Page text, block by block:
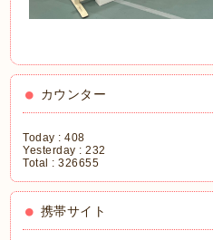
カウンター
Today :408
Yesterday :232
Total :326655
携帯サイト